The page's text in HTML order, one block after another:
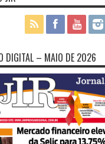
DIGITAL – MAIO DE 2026